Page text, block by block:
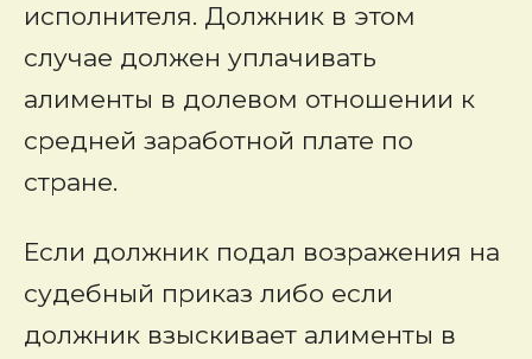
исполнителя. Должник в этом
случае должен уплачивать
алименты в долевом отношении к
средней заработной плате по
стране.
Если должник подал возражения на
судебный приказ либо если
должник взыскивает алименты в